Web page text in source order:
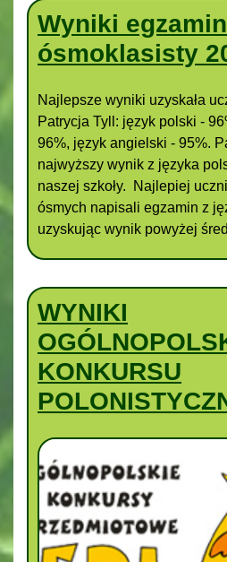
Wyniki
ósmoklasisty
Najlepsze wyniki uzyskała
Patrycja Tyll: język polski -
96%, język angielski - 95%.
najwyższy wynik z języka
naszej szkoły. Najlepiej
ósmych napisali egzamin z
uzyskując wynik powyżej
WYNIKI
KONKURSU